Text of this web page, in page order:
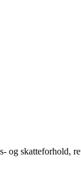
og skatteforhold,